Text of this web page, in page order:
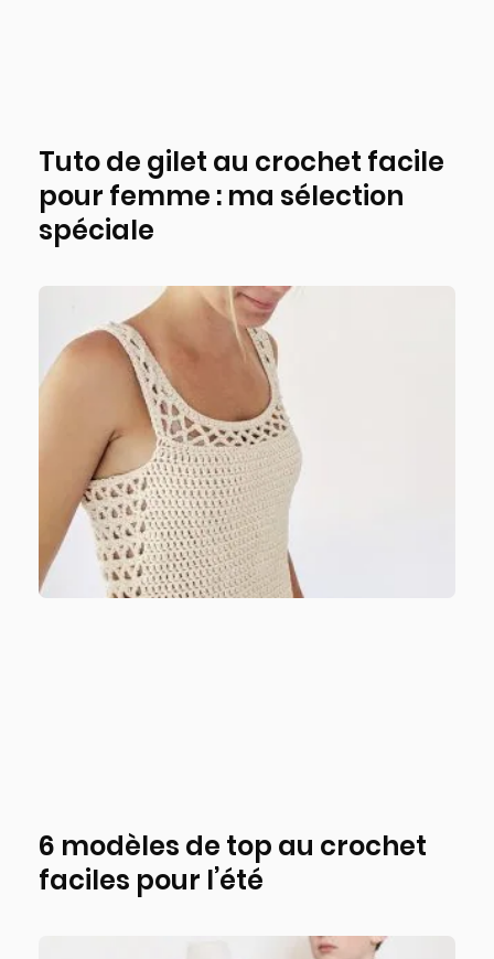
Tuto de gilet au crochet facile
pour femme : ma sélection
spéciale
6 modèles de top au crochet
faciles pour l’été